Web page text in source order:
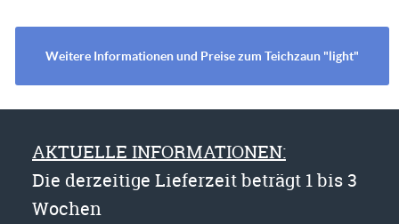
Weitere Informationen und Preise zum Teichzaun "light"
AKTUELLE INFORMATIONEN:
Die derzeitige Lieferzeit beträgt 1 bis 3
Wochen